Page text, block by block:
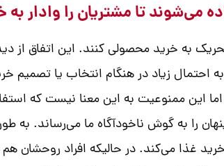
تا مشتریان را وادار به
به خرید محصولی کنند. این اتفاق از
زیاد در هنگام انتخاب یا تصمیم
دهه 50 استفاده از آن ممنوع اعلام شد. اما این ممنوعیت به این معنا
را به گوش ناخودآگاه ما می‌رساند. به
غذا می‌کند. در حالیکه افراد روحشان